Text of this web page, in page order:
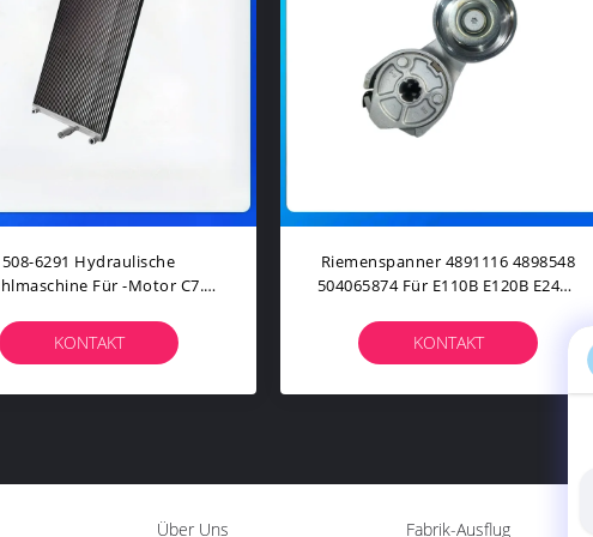
4743231 474-
Für Motorteile Der Klasse
KONTAKT
Wasserpumpe 3520206 Für C11
C13 E345D E349D Motorteile
KONTAKT
Über Uns Fabrik-Ausflug